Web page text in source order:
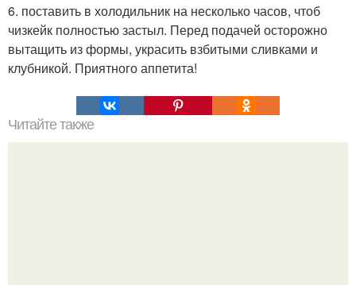
6. поставить в холодильник на несколько часов, чтоб
чизкейк полностью застыл. Перед подачей осторожно
вытащить из формы, украсить взбитыми сливками и
клубникой. Приятного аппетита!
Читайте также